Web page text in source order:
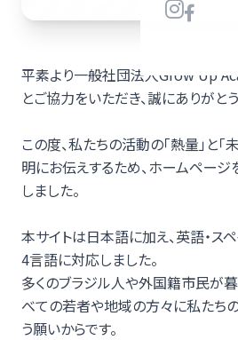
平素より一般社団法人Grow Up
とご協力をいただき、誠にありがと
この度、私たちの活動の「熱量」と
明にお伝えするため、ホームペー
しました。
本サイトは日本語に加え、英語・ス
4言語に対応しました。
多くのブラジル人や外国籍市民が暮
べての若者や地域の方々に私たち
う願いからです。